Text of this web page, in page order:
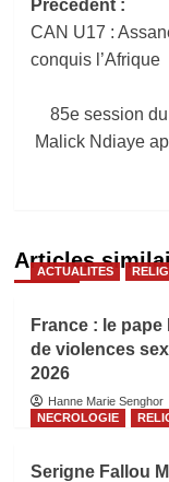
d’article
Précédent :
CAN U17 :
conquis l’Afrique
85e session
Malick Ndiaye
Articles
ACTUALITES
France : le
de violences
2026
Hanne Marie Senghor
NECROLOGIE
Serigne Fallou